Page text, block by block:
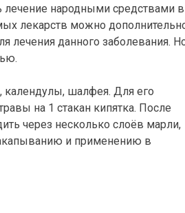
лечение народными средствами в
лекарств можно
лечения данного заболевания.
календулы, шалфея. Для его
на 1 стакан кипятка. После
через несколько слоёв марли,
и применению в